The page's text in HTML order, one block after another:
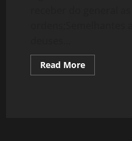
Read MoreRead
more